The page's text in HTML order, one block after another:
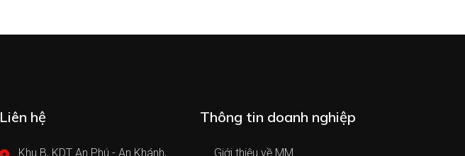
Liên hệ
Khu B, KDT An Phú - An Khánh,
Thông tin doanh nghiệp
Giới thiệu về MM